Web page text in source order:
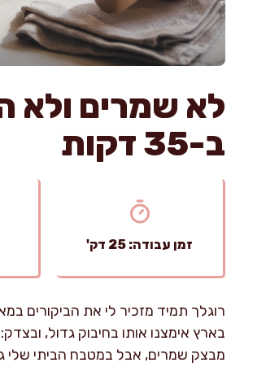
לא שמרים ולא
ב-35 דקות
זמן עבודה: 25 דק'
רוגלך תמיד מזכיר לי את הביקורים
בארץ אימצנו אותו בחיבוק גדול,
מבצק שמרים, אבל במטבח הביתי שלי